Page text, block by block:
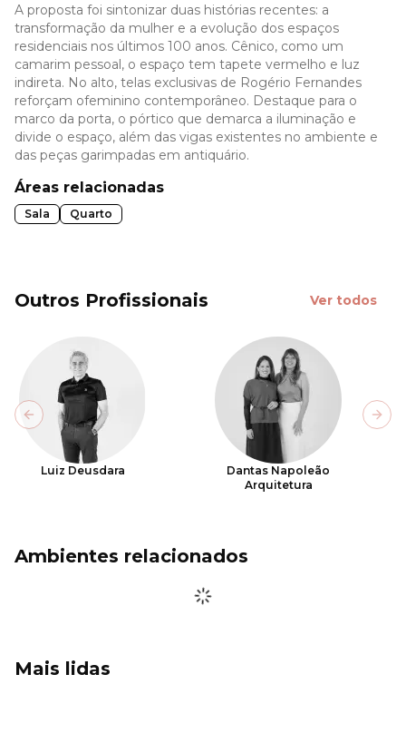
A proposta foi sintonizar duas histórias recentes: a
transformação da mulher e a evolução dos espaços
residenciais nos últimos 100 anos. Cênico, como um
camarim pessoal, o espaço tem tapete vermelho e luz
indireta. No alto, telas exclusivas de Rogério Fernandes
reforçam ofeminino contemporâneo. Destaque para o
marco da porta, o pórtico que demarca a iluminação e
divide o espaço, além das vigas existentes no ambiente e
das peças garimpadas em antiquário.
Áreas relacionadas
Sala Quarto
Outros Profissionais Ver todos
Luiz Deusdara
Dantas Napoleão
Arquitetura
Previous slide
Ambientes relacionados
Mais lidas